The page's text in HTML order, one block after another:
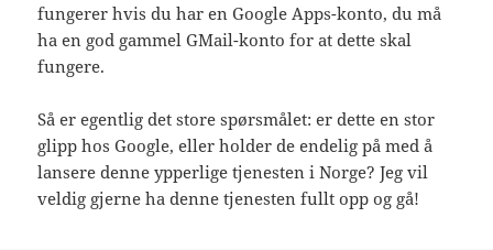
fungerer hvis du har en Google Apps-konto, du må
ha en god gammel GMail-konto for at dette skal
fungere.
Så er egentlig det store spørsmålet: er dette en stor
glipp hos Google, eller holder de endelig på med å
lansere denne ypperlige tjenesten i Norge? Jeg vil
veldig gjerne ha denne tjenesten fullt opp og gå!